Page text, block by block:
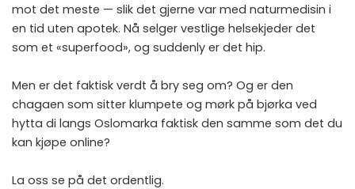
mot det meste — slik det gjerne var med naturmedisin i
en tid uten apotek. Nå selger vestlige helsekjeder det
som et «superfood», og suddenly er det hip.
Men er det faktisk verdt å bry seg om? Og er den
chagaen som sitter klumpete og mørk på bjørka ved
hytta di langs Oslomarka faktisk den samme som det du
kan kjøpe online?
La oss se på det ordentlig.